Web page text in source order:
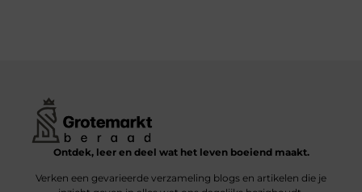
Ontdek, leer en deel wat het leven boeiend maakt.
Verken een gevarieerde verzameling blogs en artikelen die je